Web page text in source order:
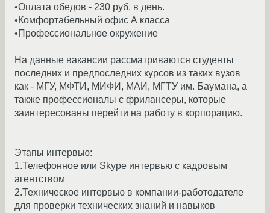
•Оплата обедов - 230 руб. в день.
•Комфортабельный офис А класса
•Профессиональное окружение
На данные вакансии рассматриваются студенты
последних и предпоследних курсов из таких вузов
как - МГУ, МФТИ, МИФИ, МАИ, МГТУ им. Баумана, а
также профессионалы с фрилансеры, которые
заинтересованы перейти на работу в корпорацию.
Этапы интервью:
1.Телефонное или Skype интервью с кадровым
агентством
2.Техническое интервью в компании-работодателе
для проверки технических знаний и навыков